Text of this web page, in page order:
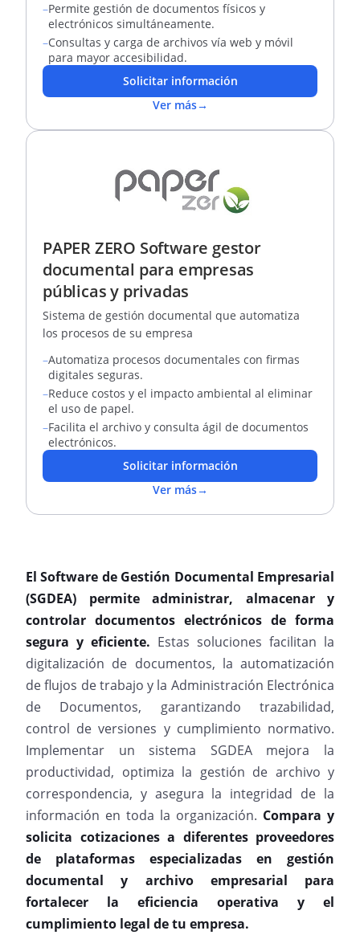
–Permite gestión de documentos físicos y
electrónicos simultáneamente.
–Consultas y carga de archivos vía web y móvil
para mayor accesibilidad.
Solicitar información
Ver más→
PAPER ZERO Software gestor
documental para empresas
públicas y privadas
Sistema de gestión documental que automatiza
los procesos de su empresa
–Automatiza procesos documentales con firmas
digitales seguras.
–Reduce costos y el impacto ambiental al eliminar
el uso de papel.
–Facilita el archivo y consulta ágil de documentos
electrónicos.
Solicitar información
Ver más→
El Software de Gestión Documental Empresarial
(SGDEA) permite administrar, almacenar y
controlar documentos electrónicos de forma
segura y eficiente. Estas soluciones facilitan la
digitalización de documentos, la automatización
de flujos de trabajo y la Administración Electrónica
de Documentos, garantizando trazabilidad,
control de versiones y cumplimiento normativo.
Implementar un sistema SGDEA mejora la
productividad, optimiza la gestión de archivo y
correspondencia, y asegura la integridad de la
información en toda la organización. Compara y
solicita cotizaciones a diferentes proveedores
de
plataformas especializadas en gestión
documental y archivo empresarial para
fortalecer la eficiencia operativa y el
cumplimiento legal de tu empresa.